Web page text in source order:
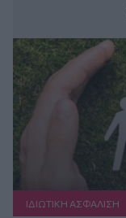
ΙΔΙΩΤΙΚΗ ΑΣΦAΛΙΣΗ